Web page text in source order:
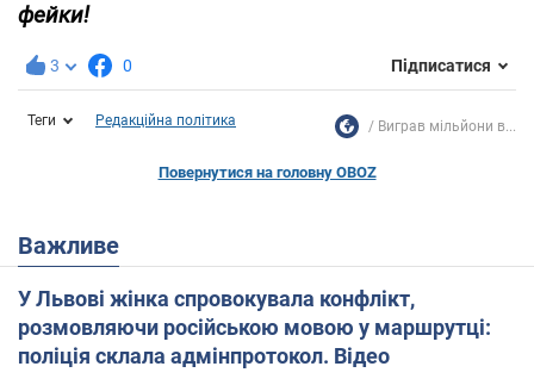
фейки!
3 0 Підписатися
Теги Редакційна політика Виграв мільйони в...
Повернутися на головну OBOZ
Важливе
У Львові жінка спровокувала конфлікт,
розмовляючи російською мовою у маршрутці:
поліція склала адмінпротокол. Відео